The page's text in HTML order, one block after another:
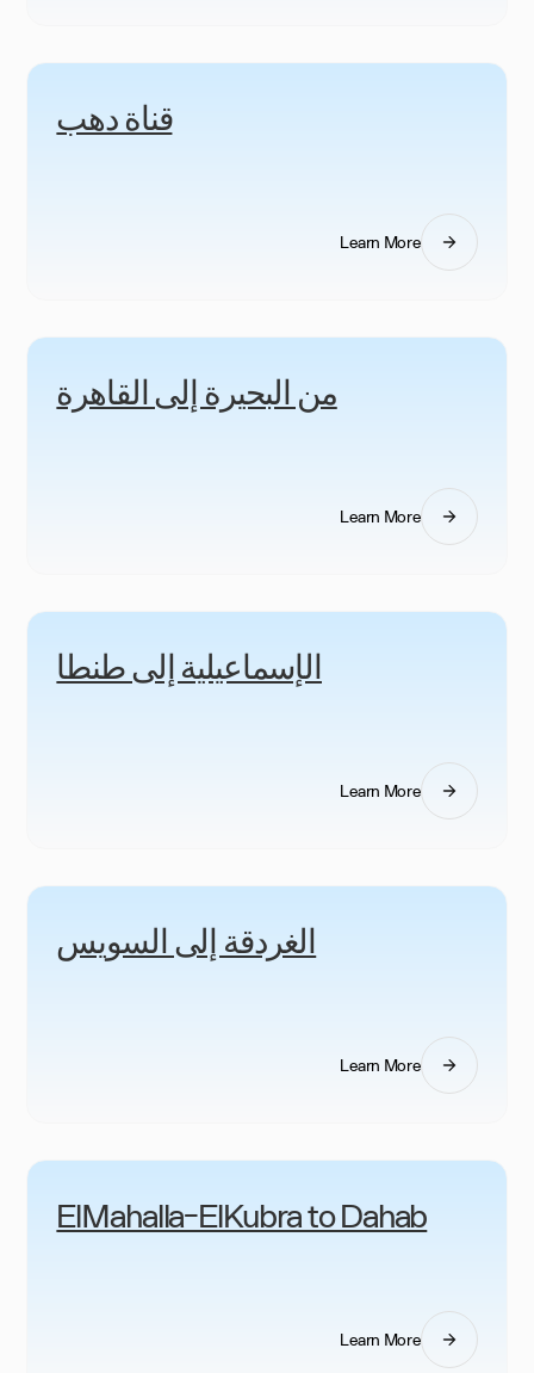
قناة دهب
Learn More
من البحيرة إلى القاهرة
Learn More
الإسماعيلية إلى طنطا
Learn More
الغردقة إلى السويس
Learn More
ElMahalla-ElKubra to Dahab
Learn More